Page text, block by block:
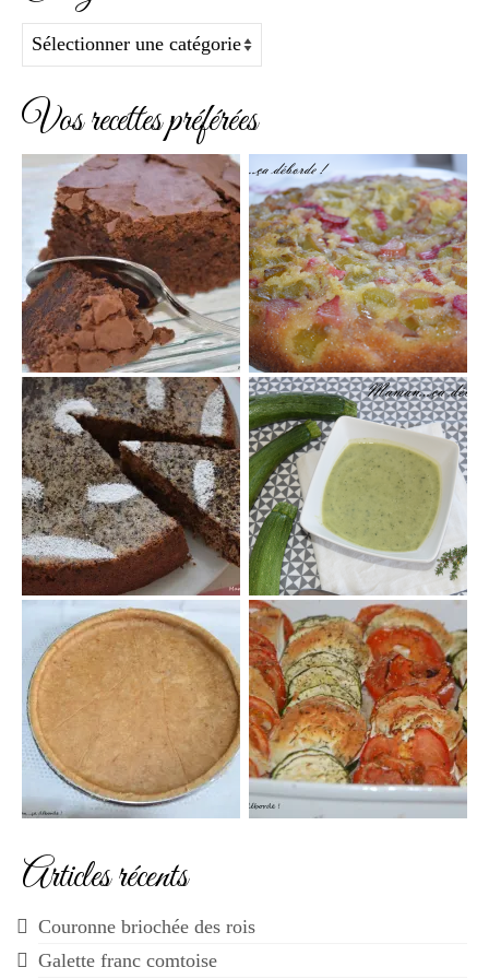
Catégories
Vos recettes préférées
Articles récents
Couronne briochée des rois
Galette franc comtoise